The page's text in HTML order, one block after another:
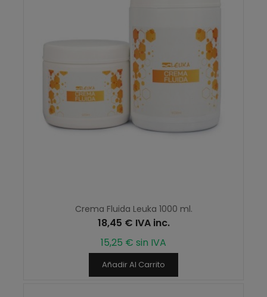
Crema Fluida Leuka 1000 ml.
18,45 € IVA inc.
15,25 € sin IVA
Añadir Al Carrito